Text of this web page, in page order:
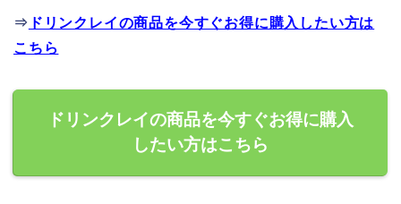
⇒ ドリンクレイの商品を今すぐお得に購入したい方は
こちら
ドリンクレイの商品を今すぐお得に購入
したい方はこちら